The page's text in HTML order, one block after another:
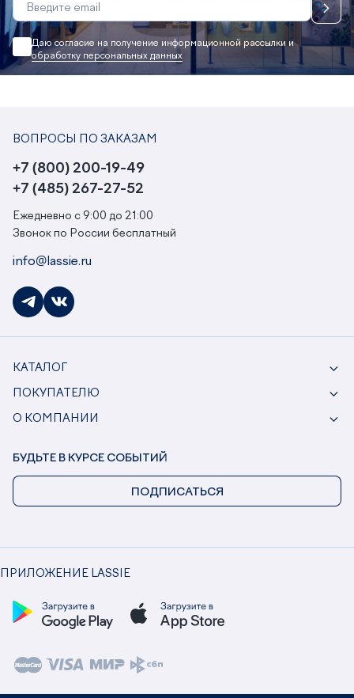
Даю согласие на получение информационной рассылки и
обработку персональных данных
ВОПРОСЫ ПО ЗАКАЗАМ
+7 (800) 200-19-49
+7 (485) 267-27-52
Ежедневно с 9:00 до 21:00
Звонок по России бесплатный
info@lassie.ru
КАТАЛОГ
ПОКУПАТЕЛЮ
О КОМПАНИИ
ПРИЛОЖЕНИЕ LASSIE
БУДЬТЕ В КУРСЕ СОБЫТИЙ
ПОДПИСАТЬСЯ